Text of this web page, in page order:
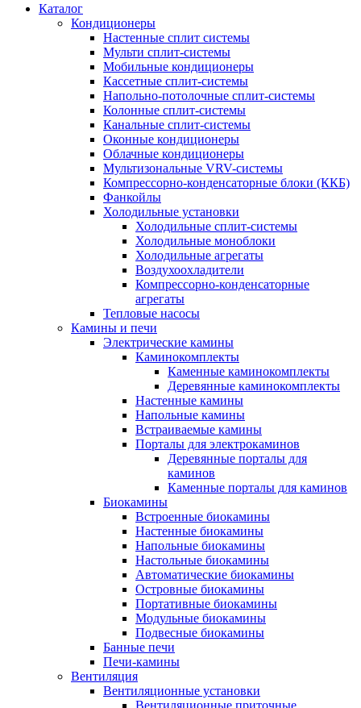
Каталог
Кондиционеры
Настенные сплит системы
Мульти сплит-системы
Мобильные кондиционеры
Кассетные сплит-системы
Напольно-потолочные сплит-системы
Колонные сплит-системы
Канальные сплит-системы
Оконные кондиционеры
Облачные кондиционеры
Мультизональные VRV-системы
Компрессорно-конденсаторные блоки (ККБ)
Фанкойлы
Холодильные установки
Холодильные сплит-системы
Холодильные моноблоки
Холодильные агрегаты
Воздухоохладители
Компрессорно-конденсаторные
агрегаты
Тепловые насосы
Камины и печи
Электрические камины
Каминокомплекты
Каменные каминокомплекты
Деревянные каминокомплекты
Настенные камины
Напольные камины
Встраиваемые камины
Порталы для электрокаминов
Деревянные порталы для
каминов
Каменные порталы для каминов
Биокамины
Встроенные биокамины
Настенные биокамины
Напольные биокамины
Настольные биокамины
Автоматические биокамины
Островные биокамины
Портативные биокамины
Модульные биокамины
Подвесные биокамины
Банные печи
Печи-камины
Вентиляция
Вентиляционные установки
Вентиляционные приточные